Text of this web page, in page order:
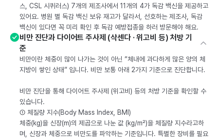
스, CSL 시퀴러스) 7개의 제조사에서 11개의 4가 독감 백신을 제공하고
있어요. 병원 별 독감 백신 보유 재고가 달라서, 선호하는 제조사, 독감
백신이 있다면 꼭 미리 확인 후 독감 예방접종을 하러 방문해야 해요.
비만 진단과 다이어트 주사제 (삭센다 · 위고비 등) 처방 기
준
비만이란 체중이 많이 나가는 것이 아닌 “체내에 과다하게 많은 양의 체
지방이 쌓인 상태” 입니다. 비만 보통 아래 2가지 기준으로 진단합니다.
비만 진단을 통해 다이어트 주사제 (위고비) 등의 처방 기준을 확인할 수
있습니다.
① 체질량 지수(Body Mass Index, BMI)
체중(kg)을 신장(m)의 제곱으로 나눈 값 (kg/m²)을 체질량 지수라고하
며, 신장과 체중으로 비만도를 파악하는 기준입니다. 특별한 장비를 필요